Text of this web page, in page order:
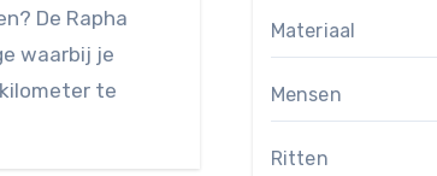
De Rapha
waarbij je
te
Materiaal
Mensen
Ritten